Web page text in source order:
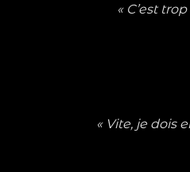
« C’est
« Vite, je dois